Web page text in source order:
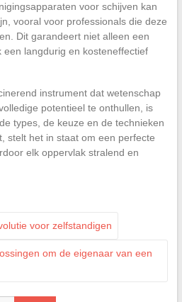
voor schijven kan
vooral voor professionals die deze
Dit garandeert niet alleen een
langdurig en kosteneffectief
instrument dat wetenschap
potentieel te onthullen, is
types, de keuze en de technieken
stelt het in staat om een perfecte
elk oppervlak stralend en
voor zelfstandigen
om de eigenaar van een